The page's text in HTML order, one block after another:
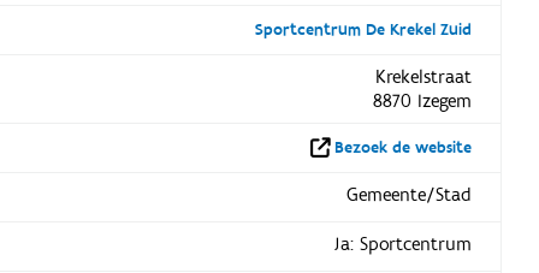
Sportcentrum De Krekel Zuid
Krekelstraat
8870 Izegem
Bezoek de website
Gemeente/Stad
Ja: Sportcentrum